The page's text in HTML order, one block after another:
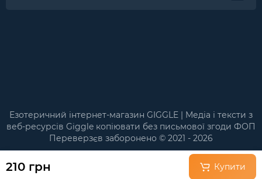
210 грн Купити
Езотеричний інтернет-магазин GIGGLE | Медіа і тексти з
веб-ресурсів Giggle копіювати без письмової згоди ФОП
Переверзєв заборонено © 2021 - 2026